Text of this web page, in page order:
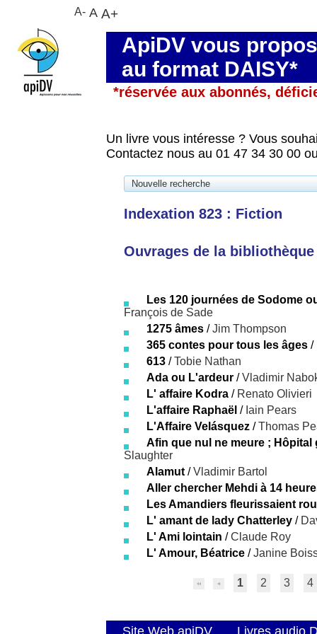
ApiDV vous
au format DAISY*
*réservée aux abonnés,
Un livre vous intéresse ? Vous
Contactez nous au 01 47 34 30 00
Nouvelle recherche
Indexation 823 : Fiction
Ouvrages de la
Les 120 journées de Sodome
François de Sade
1275 âmes /Jim Thompson
365 contes pour tous les âges /
613 /Tobie Nathan
Ada ou L'ardeur /Vladimir
L' affaire Kodra / Renato Olivieri
L'affaire Raphaël / Iain Pears
L'Affaire Velásquez /Thomas
Afin que nul ne meure ;
Slaughter
Alamut /Vladimir Bartol
Aller chercher Mehdi à 14
Les Amandiers fleurissaient
L' amant de lady Chatterley /
L' Ami lointain /Claude Roy
L' Amour, Béatrice /Janine
1 2 3 4
Site Web apiDV Livres audio
A- A A+